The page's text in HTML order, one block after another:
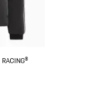
RACING®